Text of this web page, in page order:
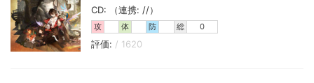
CD: （連携: //）
攻 体 防 総 0
評価: / 1620